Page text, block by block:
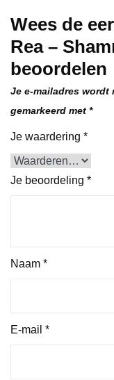
Wees de
Rea –
beoordelen
Je e-mailadres wordt
gemarkeerd met *
Je waardering *
Je beoordeling *
Naam *
E-mail *